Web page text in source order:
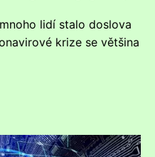
lidí stalo doslova
krize se většina